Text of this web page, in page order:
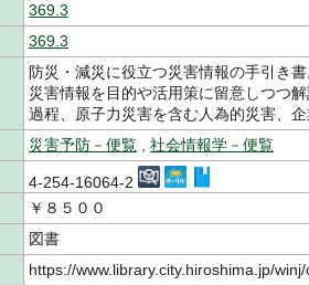
369.3
369.3
防災・減災に役立つ災害情報の手引き
災害情報を目的や活用策に留意しつつ
過程、原子力災害を含む人為的災害、
災害予防－便覧
社会情報学－便覧
4-254-16064-2
￥８５００
図書
https://www.library.city.hiroshima.jp/